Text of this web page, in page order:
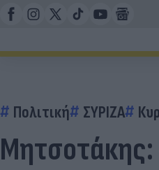
Πολιτική ΣΥΡΙΖΑ
Μητσοτάκης: